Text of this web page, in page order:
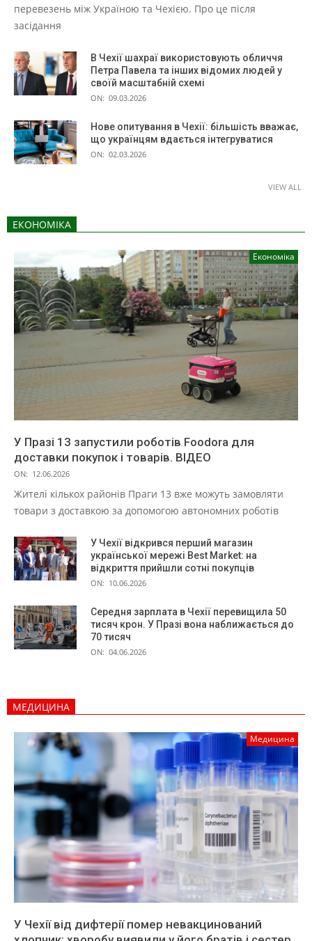
перевезень між Україною та Чехією. Про це після
засідання
В Чехії шахраї використовують обличчя
Петра Павела та інших відомих людей у
своїй масштабній схемі
ON: 09.03.2026
Нове опитування в Чехії: більшість вважає,
що українцям вдається інтегруватися
ON: 02.03.2026
VIEW ALL
ЕКОНОМІКА
Економіка
У Празі 13 запустили роботів Foodora для
доставки покупок і товарів. ВІДЕО
ON: 12.06.2026
Жителі кількох районів Праги 13 вже можуть замовляти
товари з доставкою за допомогою автономних роботів
У Чехії відкрився перший магазин
української мережі Best Market: на
відкриття прийшли сотні покупців
ON: 10.06.2026
Середня зарплата в Чехії перевищила 50
тисяч крон. У Празі вона наближається до
70 тисяч
ON: 04.06.2026
МЕДИЦИНА
Медицина
У Чехії від дифтерії помер невакцинований